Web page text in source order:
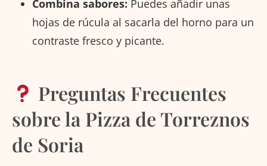
Combina sabores: Puedes añadir unas
hojas de rúcula al sacarla del horno para un
contraste fresco y picante.
Preguntas Frecuentes
sobre la Pizza de Torreznos
de Soria